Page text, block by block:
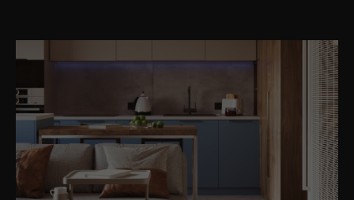
Заполните форму,
менеджер свяжется с вами в